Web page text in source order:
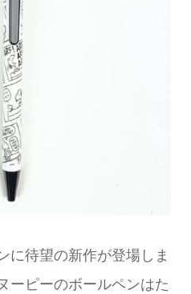
に待望の新作が登場しま
ーピーのボールペンはた